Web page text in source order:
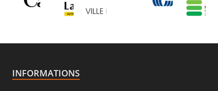
INFORMATIONS